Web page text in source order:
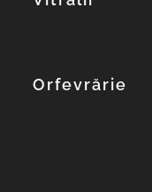
Orfevrărie